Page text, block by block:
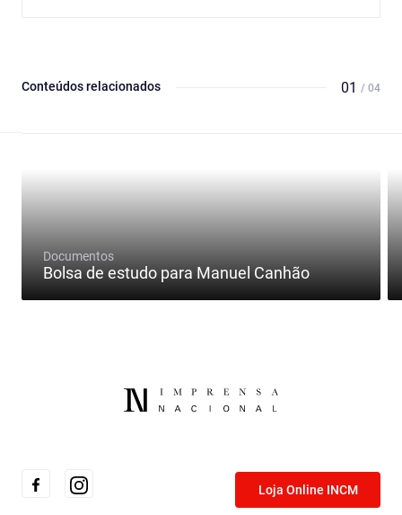
Conteúdos relacionados 01 / 04
Documentos
Bolsa de estudo para Manuel Canhão
Loja Online INCM